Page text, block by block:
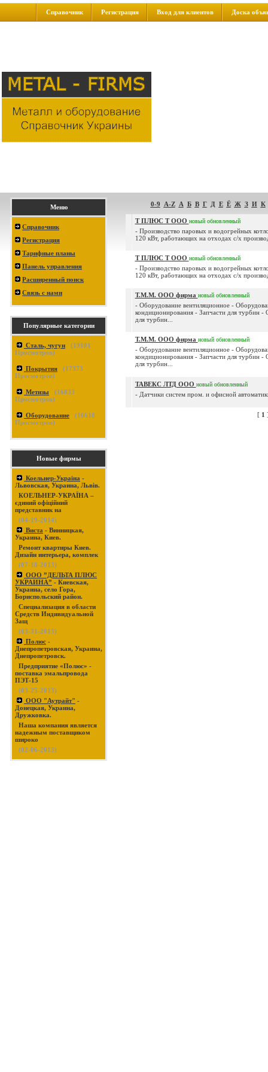
Справочник Регистрация Вход для клиентов Доска
Меню
Справочник
Регистрация
Тарифные планы
Панель управления
Расширенный поиск
Связь с нами
Популярные категории
Сталь, чугун (19101
Просмотров)
Покрытия (17373
Просмотров)
Метизы (16833
Просмотров)
Оборудование (16618
Просмотров)
Новые фирмы
Коельнер-Україна -
Львовская, Украина, Львів.
КОЕЛЬНЕР-УКРАЇНА –
єдиний офіційний
представник на
(04-19-2014)
Виста - Винницкая,
Украина, Киев.
Ремонт квартиры Киев.
Дизайн интерьера, комплек
(07-18-2013)
ООО ”ДЕЛЬТА ПЛЮС
УКРАИНА” - Киевская,
Украина, село Гора,
Бориспольский район.
Специализация в области
Средств Индивидуальной
Защ
(03-31-2013)
Полюс -
Днепропетровская, Украина,
Днепропетровск.
Предприятие «Полюс» -
поставка эмальпровода
ПЭТ-15
(03-25-2013)
ООО "Аутрайт" -
Донецкая, Украина,
Дружковка.
Наша компания является
надежным поставщиком
широко
(02-06-2013)
0-9 A-Z А Б В Г Д Е Ё Ж З И К
Т ПЛЮС Т ООО новый обновленный
- Производство паровых и водогрейных
120 кВт, работающих на отходах с/х
Т ПЛЮС Т ООО новый обновленный
- Производство паровых и водогрейных
120 кВт, работающих на отходах с/х
Т.М.М. ООО фирма новый обновленный
- Оборудование вентиляционное -
кондиционирования - Запчасти для турбин -
для турбин...
Т.М.М. ООО фирма новый обновленный
- Оборудование вентиляционное -
кондиционирования - Запчасти для турбин -
для турбин...
ТАВЕКС ЛТД ООО новый обновленный
- Датчики систем пром. и офисной
[ 1